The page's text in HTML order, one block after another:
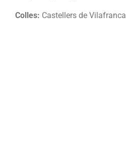
Colles: Castellers de Vilafranca